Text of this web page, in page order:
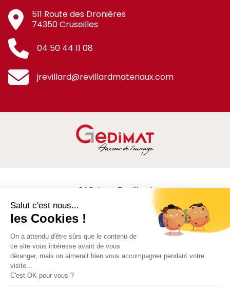
511 Route des Dronières
74350 Cruseilles
04 50 44 11 08
jrevillard@revillardmateriaux.com
SAS Jean Revillard
Nos catalogues
Bonnes affaires
Contact